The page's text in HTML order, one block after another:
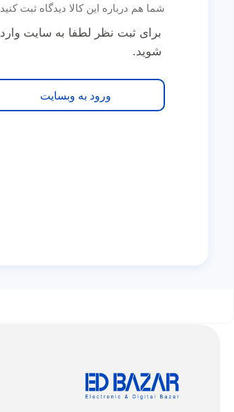
شما هم درباره این کالا دیدگاه ثبت کنید
برای ثبت نظر لطفا به سایت وارد
شوید.
ورود به وبسایت